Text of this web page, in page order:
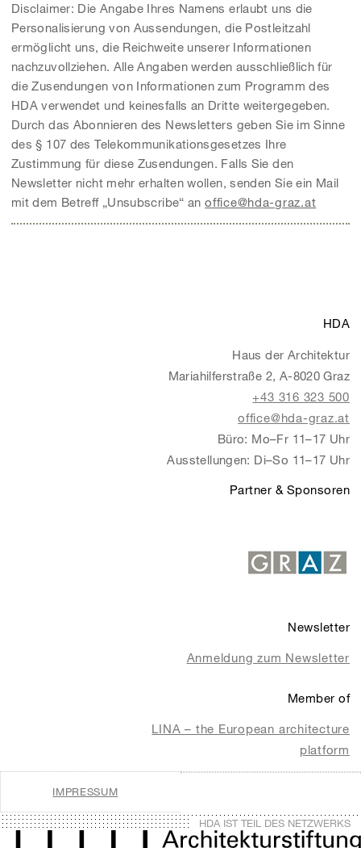
Disclaimer: Die Angabe Ihres Namens erlaubt uns die
Personalisierung von Aussendungen, die Postleitzahl
ermöglicht uns, die Reichweite unserer Informationen
nachzuvollziehen. Alle Angaben werden ausschließlich für
die Zusendungen von Informationen zum Programm des
HDA verwendet und keinesfalls an Dritte weitergegeben.
Durch das Abonnieren des Newsletters geben Sie im Sinne
des § 107 des Telekommunikationsgesetzes Ihre
Zustimmung für diese Zusendungen. Falls Sie den
Newsletter nicht mehr erhalten wollen, senden Sie ein Mail
mit dem Betreff „Unsubscribe“ anoffice@hda-graz.at
HDA
Haus der Architektur
Mariahilferstraße 2, A-8020 Graz
+43 316 323 500
office@hda-graz.at
Büro: Mo–Fr 11–17 Uhr
Ausstellungen: Di–So 11–17 Uhr
Partner & Sponsoren
Newsletter
Anmeldung zum Newsletter
Member of
LINA – the European architecture
platform
IMPRESSUM
HDA IST TEIL DES NETZWERKS